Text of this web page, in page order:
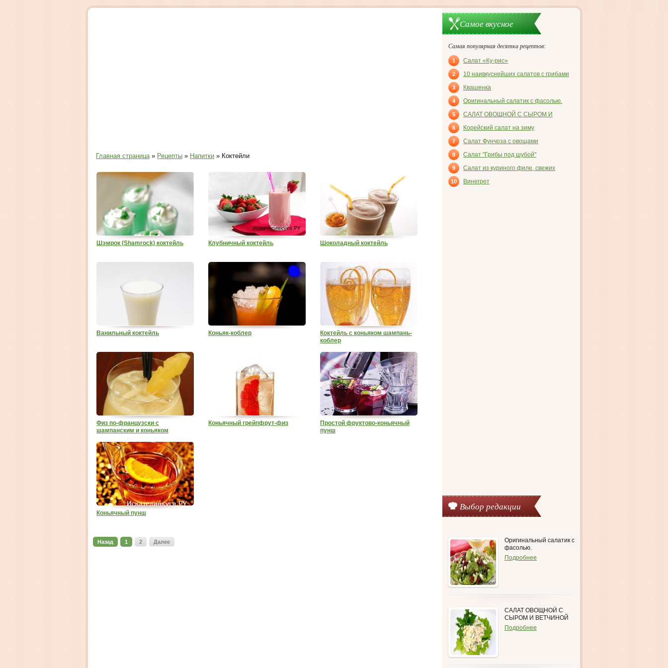
Главная страница» Рецепты » Напитки » Коктейли
Шэмрок (Shamrock) коктейль Клубничный коктейль Шоколадный коктейль
Ванильный коктейль Коньяк-коблер
Коктейль с коньяком шампань-
коблер
Физ по-французски с
шампанским и коньяком
Коньячный грейпфрут-физ
Простой фруктово-коньячный
пунш
Коньячный пунш
Назад 1 2 Далее
Самое вкусное
Самая популярная десятка рецептов:
1 Салат «Ку-рис»
2 10 наивкуснейших салатов с грибами
3 Квашенка
4 Оригинальный салатик с фасолью.
5
САЛАТ ОВОЩНОЙ С СЫРОМ И
ВЕТЧИНОЙ
6 Корейский салат на зиму
7 Салат Фунчоза с овощами
8 Салат "Грибы под шубой"
9
Салат из куриного филе, свежих
огурцов и консервированных
10 Винегрет
Выбор редакции
Оригинальный салатик с
фасолью.
Подробнее
САЛАТ ОВОЩНОЙ С
СЫРОМ И ВЕТЧИНОЙ
Подробнее